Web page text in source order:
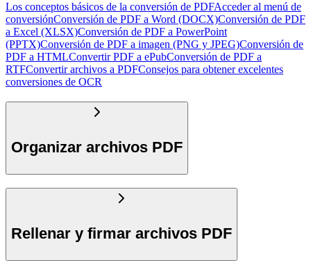
Los conceptos básicos de la conversión de PDFAcceder al menú de
conversiónConversión de PDF a Word (DOCX)Conversión de PDF
a Excel (XLSX)Conversión de PDF a PowerPoint
(PPTX)Conversión de PDF a imagen (PNG y JPEG)Conversión de
PDF a HTMLConvertir PDF a ePubConversión de PDF a
RTFConvertir archivos a PDFConsejos para obtener excelentes
conversiones de OCR
Organizar archivos PDF
Rellenar y firmar archivos PDF